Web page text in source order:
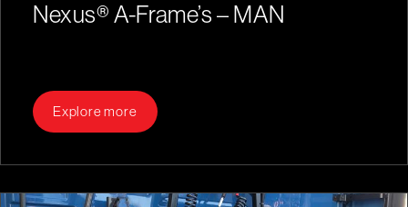
Nexus® A-Frame’s – MAN
Explore more